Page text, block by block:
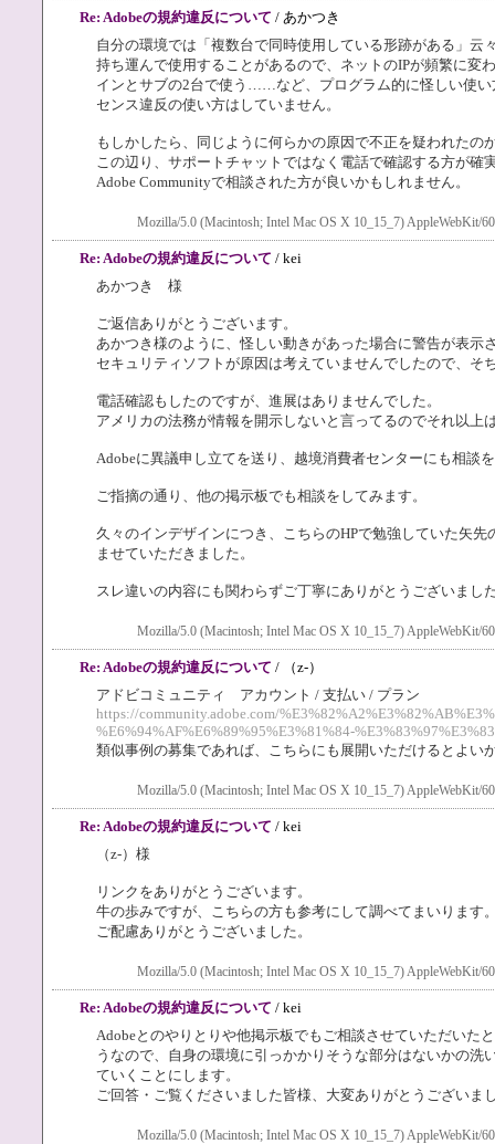
Re: Adobeの規約違反について / あかつき
自分の環境では「複数台で同時使用している形跡がある」云
持ち運んで使用することがあるので、ネットのIPが頻繁に変
インとサブの2台で使う……など、プログラム的に怪しい使
センス違反の使い方はしていません。
もしかしたら、同じように何らかの原因で不正を疑われた
この辺り、サポートチャットではなく電話で確認する方が確
Adobe Communityで相談された方が良いかもしれません。
Mozilla/5.0 (Macintosh; Intel Mac OS X 10_15_7) AppleWebKit/
Re: Adobeの規約違反について / kei
あかつき 様
ご返信ありがとうございます。
あかつき様のように、怪しい動きがあった場合に警告が表示
セキュリティソフトが原因は考えていませんでしたので、そ
電話確認もしたのですが、進展はありませんでした。
アメリカの法務が情報を開示しないと言ってるのでそれ以上
Adobeに異議申し立てを送り、越境消費者センターにも相談
ご指摘の通り、他の掲示板でも相談をしてみます。
久々のインデザインにつき、こちらのHPで勉強していた矢
ませていただきました。
スレ違いの内容にも関わらずご丁寧にありがとうございまし
Mozilla/5.0 (Macintosh; Intel Mac OS X 10_15_7) AppleWebKit/
Re: Adobeの規約違反について / （z-）
アドビコミュニティ アカウント / 支払い / プラン
https://community.adobe.com/
%E6%94%AF%E6%89%95%E3%81%84-
類似事例の募集であれば、こちらにも展開いただけるとよい
Mozilla/5.0 (Macintosh; Intel Mac OS X 10_15_7) AppleWebKit/
Re: Adobeの規約違反について / kei
（z-）様
リンクをありがとうございます。
牛の歩みですが、こちらの方も参考にして調べてまいります
ご配慮ありがとうございました。
Mozilla/5.0 (Macintosh; Intel Mac OS X 10_15_7) AppleWebKit/
Re: Adobeの規約違反について / kei
Adobeとのやりとりや他掲示板でもご相談させていただいた
うなので、自身の環境に引っかかりそうな部分はないかの
ていくことにします。
ご回答・ご覧くださいました皆様、大変ありがとうございま
Mozilla/5.0 (Macintosh; Intel Mac OS X 10_15_7) AppleWebKit/